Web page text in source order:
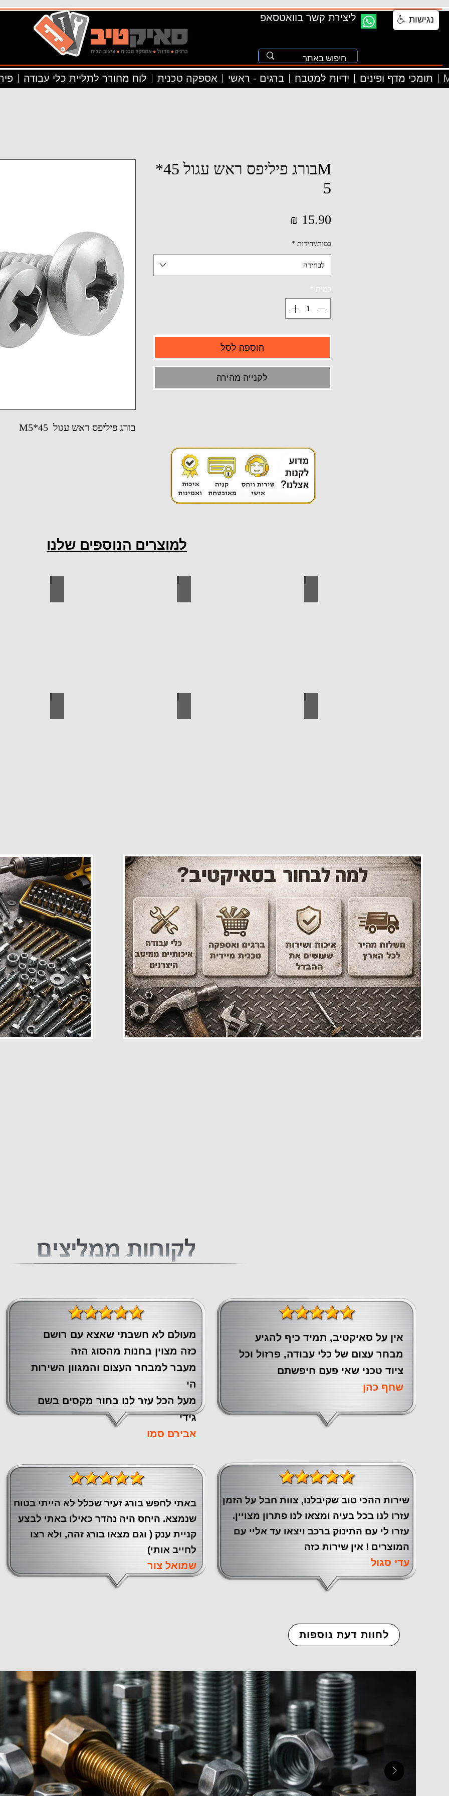
ליצירת קשר בוואטסאפ
לוח מחורר לתליית כלי עבודה אספקה טכנית ברגים - ראשי ידיות למטבח תומכי מדף ופינים
בורג פיליפס ראש עגול M5*45
Mבורג פיליפס ראש עגול 45*
5
כמות/יחידות *
לבחירה
כמות
הוספה לסל
לקנייה מהירה
למוצרים הנוספים שלנו
מעולם לא חשבתי שאצא עם רושם
כזה מצוין ‏בחנות מהסוג הזה
‏מעבר ‏למבחר העצום והמגוון השירות
הי
מעל הכל עזר לנו ‏בחור מקסים בשם
גידי
אבירם סמו
אין על סאיקטיב, תמיד כיף להגיע
מבחר עצום של כלי עבודה, פרזול וכל
ציוד טכני שאי פעם חיפשתם
שחף כהן
שירות ההכי טוב שקיבלנו, צוות חבל על הזמן
עזרו לנו בכל בעיה ומצאו לנו פתרון מצויין.
עזרו לי עם התינוק ברכב ויצאו עד אליי עם
המוצרים ! אין שירות כזה
עדי סגול
באתי לחפש בורג זעיר שכלל לא הייתי בטוח
שנמצא. היחס היה נהדר כאילו באתי לבצע
קניית ענק ( וגם מצאו בורג זהה, ולא רצו
לחייב אותי)
שמואל צור
לחוות דעת נוספות
נגישות